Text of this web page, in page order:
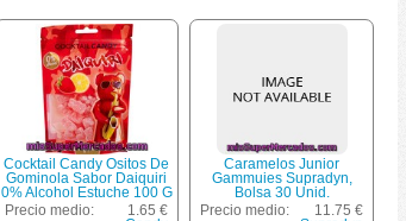
Cocktail Candy Ositos De
Gominola Sabor Daiquiri
0% Alcohol Estuche 100 G
Precio medio:
1.65 €
Caramelos Junior
Gammuies Supradyn,
Bolsa 30 Unid.
Precio medio:
11.75 €